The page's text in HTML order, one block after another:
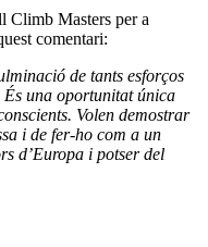
Climb Masters per a
comentari:
de tants esforços
una oportunitat única
Volen demostrar
i de fer-ho com a un
d’Europa i potser del